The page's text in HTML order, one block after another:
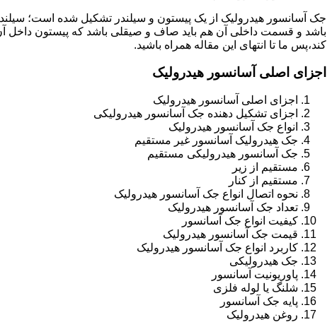
جک آسانسور هیدرولیک از یک پیستون و سیلندر تشکیل شده است؛
باشد و قسمت داخلی آن هم باید صاف و صیقلی باشد که پیستون داخل
کند،پس ما تا انتهای این مقاله همراه باشید.
اجزای اصلی آسانسور هیدرولیک
اجزای اصلی آسانسور هیدرولیک
اجزای تشکیل دهنده جک آسانسور هیدرولیکی
انواع جک آسانسور هیدرولیک
جک هیدرولیک آسانسور غیر مستقیم
جک آسانسور هیدرولیکی مستقیم
مستقیم از زیر
مستقیم از کنار
نحوه اتصال انواع جک آسانسور هیدرولیک
تعداد جک آسانسور هیدرولیک
کیفیت انواع جک آسانسور
قیمت جک آسانسور هیدرولیک
کاربرد انواع جک آسانسور هیدرولیک
جک هیدرولیکی
پاوریونیت آسانسور
شلنگ یا لوله فلزی
پایه جک آسانسور
روغن هیدرولیک